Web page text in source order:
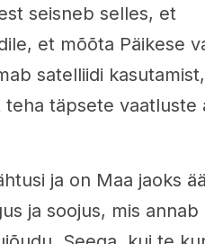
seisneb selles, et
et mõõta Päikese
satelliidi
täpsete vaatluste
ja on Maa jaoks
ja soojus, mis annab